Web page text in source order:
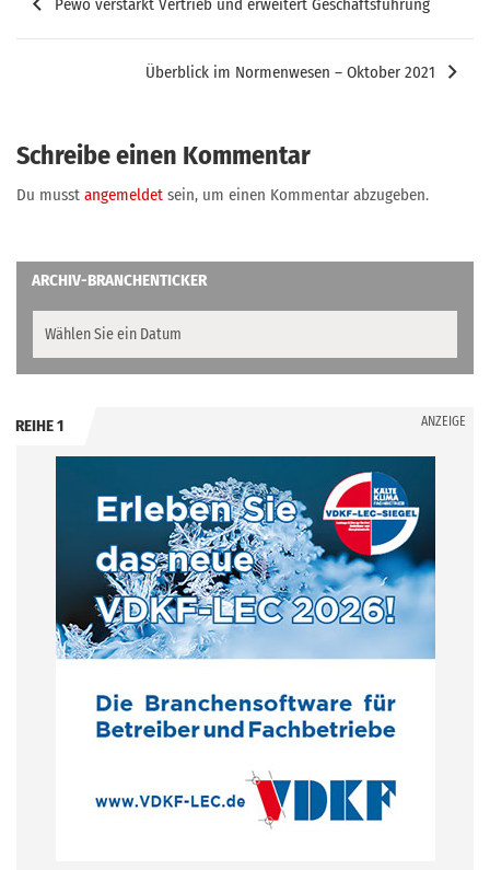
Pewo verstärkt Vertrieb und erweitert Geschäftsführung
Überblick im Normenwesen – Oktober 2021
Schreibe einen Kommentar
Du musst angemeldet sein, um einen Kommentar abzugeben.
ARCHIV-BRANCHENTICKER
REIHE 1 ANZEIGE